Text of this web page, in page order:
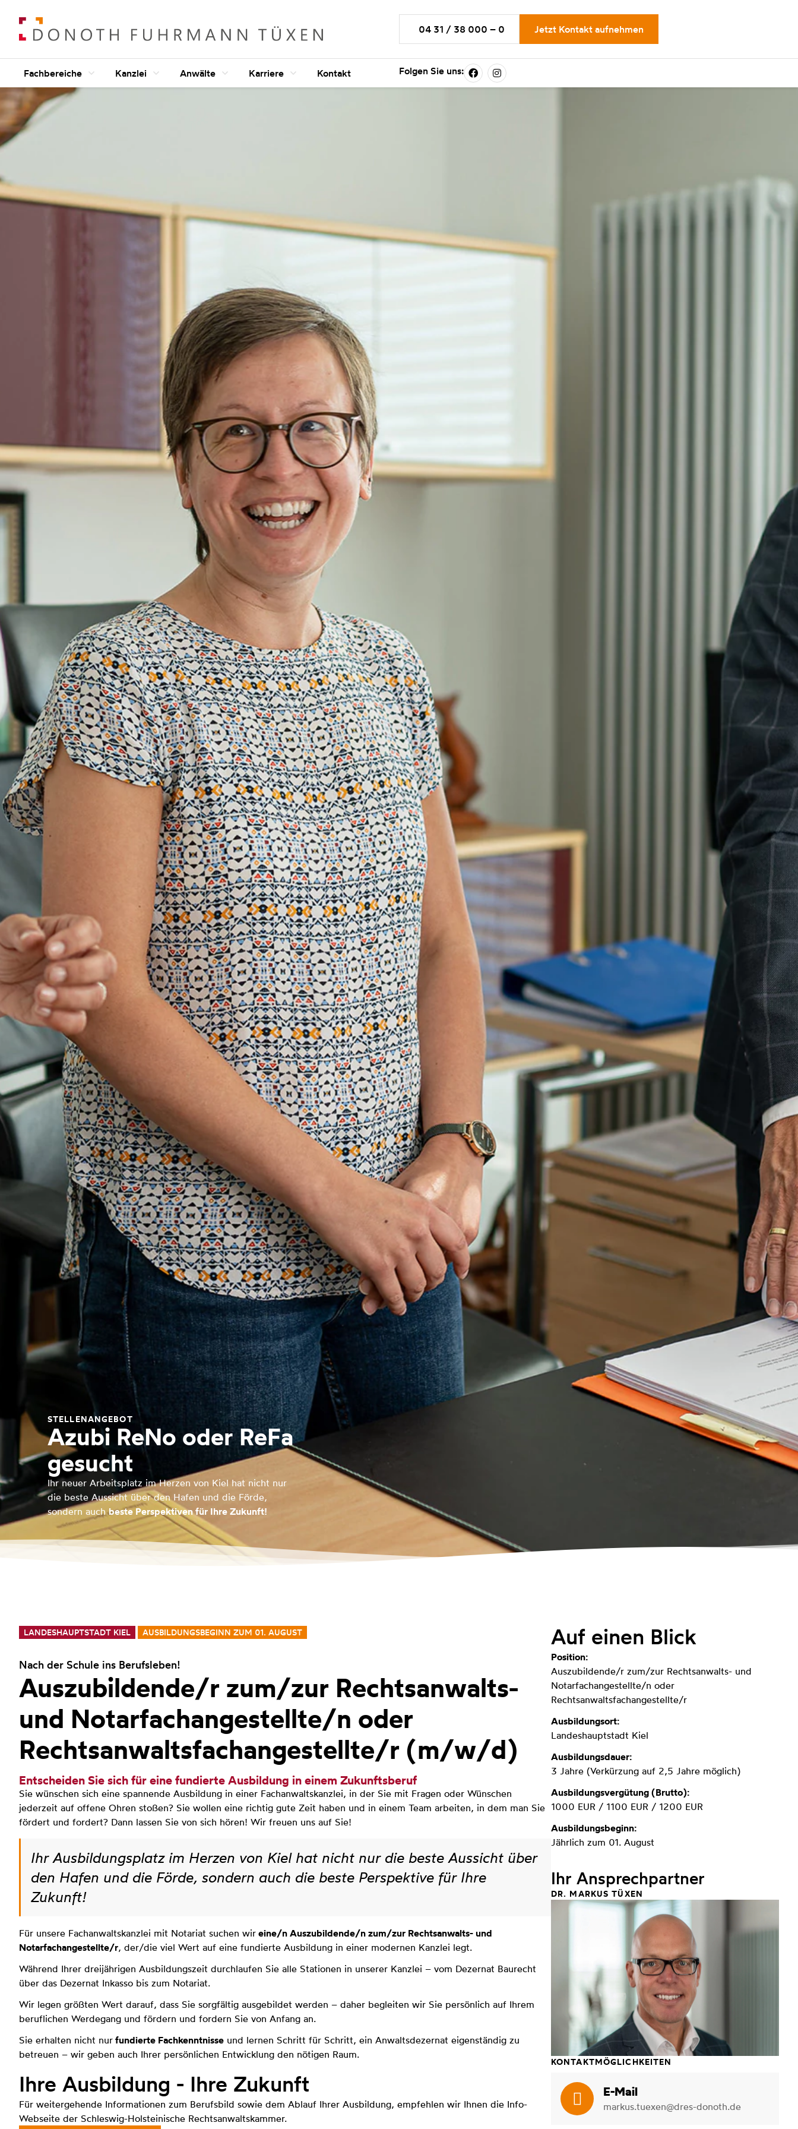
04 31 / 38 000 – 0 Jetzt Kontakt aufnehmen
Fachbereiche Kanzlei Anwälte Karriere Kontakt Folgen Sie uns:
STELLENANGEBOT
Azubi ReNo oder ReFa
gesucht
Ihr neuer Arbeitsplatz im Herzen von Kiel hat nicht nur
die beste Aussicht über den Hafen und die Förde,
sondern auchbeste Perspektiven für Ihre Zukunft!
LANDESHAUPTSTADT KIEL AUSBILDUNGSBEGINN ZUM 01. AUGUST
Nach der Schule ins Berufsleben!
Auszubildende/r zum/zur Rechtsanwalts-
und Notarfachangestellte/n oder
Rechtsanwaltsfachangestellte/r (m/w/d)
Entscheiden Sie sich für eine fundierte Ausbildung in einem Zukunftsberuf
Sie wünschen sich eine spannende Ausbildung in einer Fachanwaltskanzlei, in der Sie mit Fragen oder Wünschen
jederzeit auf offene Ohren stoßen? Sie wollen eine richtig gute Zeit haben und in einem Team arbeiten, in dem man Sie
fördert und fordert? Dann lassen Sie von sich hören! Wir freuen uns auf Sie!
Ihr Ausbildungsplatz im Herzen von Kiel hat nicht nur die beste Aussicht über
den Hafen und die Förde, sondern auch die beste Perspektive für Ihre
Zukunft!
Für unsere Fachanwaltskanzlei mit Notariat suchen wir eine/n Auszubildende/n zum/zur Rechtsanwalts- und
Notarfachangestellte/r, der/die viel Wert auf eine fundierte Ausbildung in einer modernen Kanzlei legt.
Während Ihrer dreijährigen Ausbildungszeit durchlaufen Sie alle Stationen in unserer Kanzlei – vom Dezernat Baurecht
über das Dezernat Inkasso bis zum Notariat.
Wir legen größten Wert darauf, dass Sie sorgfältig ausgebildet werden – daher begleiten wir Sie persönlich auf Ihrem
beruflichen Werdegang und fördern und fordern Sie von Anfang an.
Sie erhalten nicht nur fundierte Fachkenntnisse und lernen Schritt für Schritt, ein Anwaltsdezernat eigenständig zu
betreuen – wir geben auch Ihrer persönlichen Entwicklung den nötigen Raum.
Ihre Ausbildung - Ihre Zukunft
Für weitergehende Informationen zum Berufsbild sowie dem Ablauf Ihrer Ausbildung, empfehlen wir Ihnen die Info-
Webseite der Schleswig-Holsteinische Rechtsanwaltskammer.
Auf einen Blick
Position:
Auszubildende/r zum/zur Rechtsanwalts- und
Notarfachangestellte/n oder
Rechtsanwaltsfachangestellte/r
Ausbildungsort:
Landeshauptstadt Kiel
Ausbildungsdauer:
3 Jahre (Verkürzung auf 2,5 Jahre möglich)
Ausbildungsvergütung (Brutto):
1000 EUR / 1100 EUR / 1200 EUR
Ausbildungsbeginn:
Jährlich zum 01. August
Ihr Ansprechpartner
DR. MARKUS TÜXEN
KONTAKTMÖGLICHKEITEN
E-Mail
markus.tuexen@dres-donoth.de